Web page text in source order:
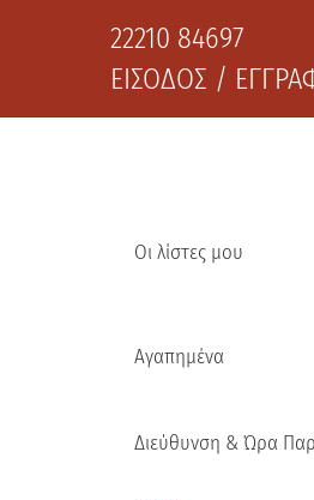
22210 84697
ΕΙΣΟΔΟΣ /
Οι λίστες μου
Αγαπημένα
Διεύθυνση & Ώρα